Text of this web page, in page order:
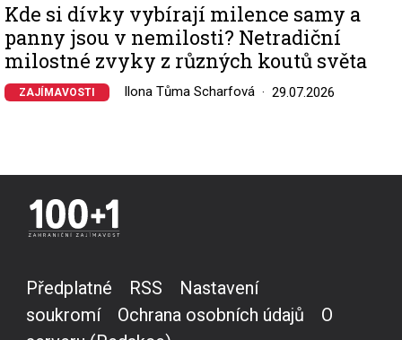
Kde si dívky vybírají milence samy a
panny jsou v nemilosti? Netradiční
milostné zvyky z různých koutů světa
ZAJÍMAVOSTI Ilona Tůma Scharfová 29.07.2026
Předplatné RSS
Nastavení
soukromí
Ochrana osobních údajů
O